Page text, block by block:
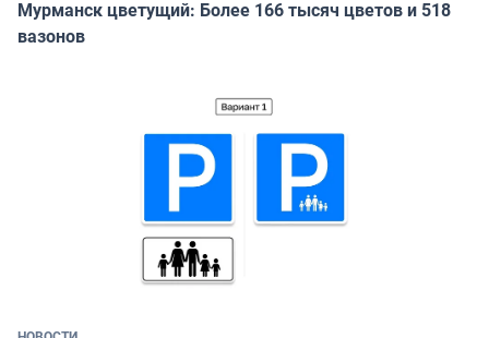
Мурманск цветущий: Более 166 тысяч цветов и 518
вазонов